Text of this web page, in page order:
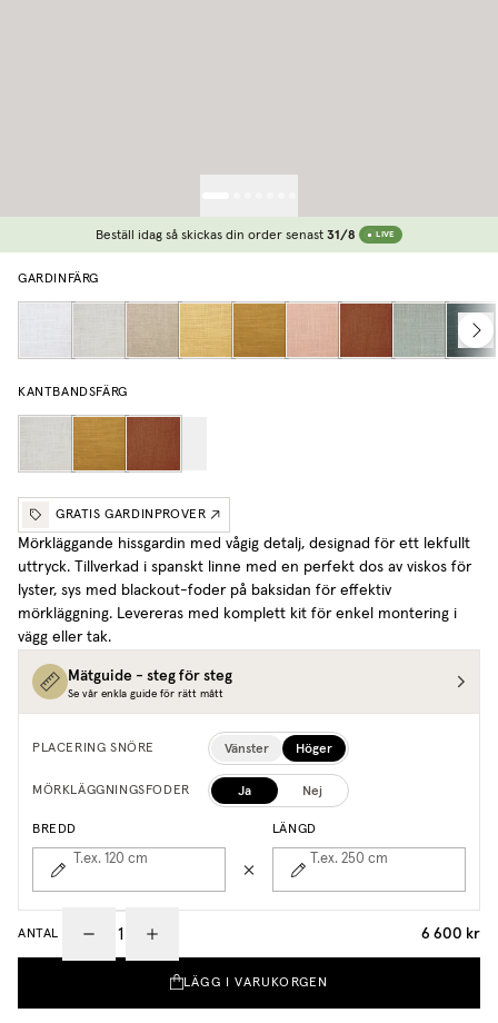
Beställ idag så skickas din order senast 31/8 LIVE
GARDINFÄRG
KANTBANDSFÄRG
GRATIS GARDINPROVER
Mörkläggande hissgardin med vågig detalj, designad för ett lekfullt
uttryck. Tillverkad i spanskt linne med en perfekt dos av viskos för
lyster, sys med blackout-foder på baksidan för effektiv
mörkläggning. Levereras med komplett kit för enkel montering i
vägg eller tak.
Mätguide - steg för steg
Se vår enkla guide för rätt mått
PLACERING SNÖRE Vänster Höger
MÖRKLÄGGNINGSFODER Ja Nej
BREDD
T.ex. 120 cm
LÄNGD
T.ex. 250 cm
ANTAL 6 600 kr
LÄGG I VARUKORGEN